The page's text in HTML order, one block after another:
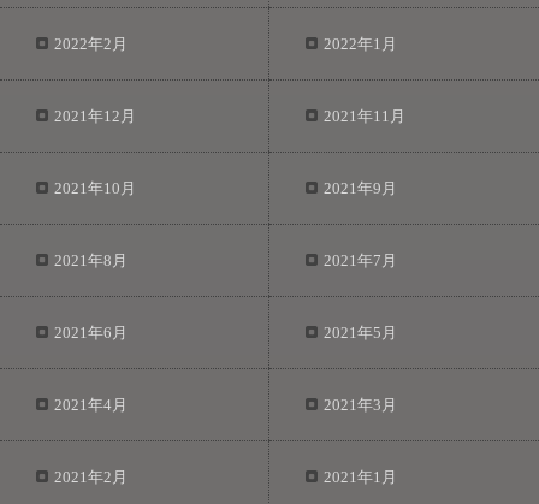
2022年2月 2022年1月
2021年12月 2021年11月
2021年10月 2021年9月
2021年8月 2021年7月
2021年6月 2021年5月
2021年4月 2021年3月
2021年2月 2021年1月